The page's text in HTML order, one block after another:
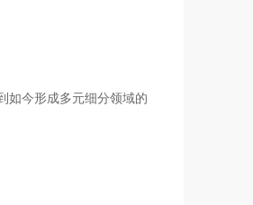
如今形成多元细分领域的